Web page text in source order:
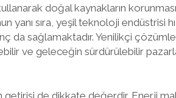
doğal kaynakların
yanı sıra, yeşil teknoloji endüstrisi
da sağlamaktadır. Yenilikçi
ve geleceğin sürdürülebilir
getirisi de dikkate değerdir. Enerji